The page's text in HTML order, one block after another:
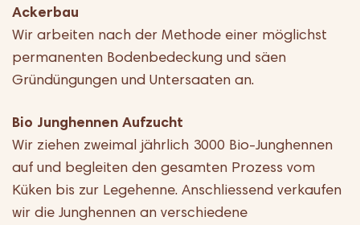
Ackerbau
Wir arbeiten nach der Methode einer möglichst
permanenten Bodenbedeckung und säen
Gründüngungen und Untersaaten an.
Bio Junghennen Aufzucht
Wir ziehen zweimal jährlich 3000 Bio-Junghennen
auf und begleiten den gesamten Prozess vom
Küken bis zur Legehenne. Anschliessend verkaufen
wir die Junghennen an verschiedene